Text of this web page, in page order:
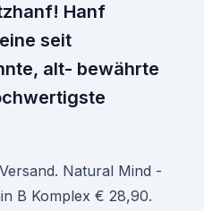
Hanf
seit
alt- bewährte
Natural Mind -
B Komplex € 28,90.